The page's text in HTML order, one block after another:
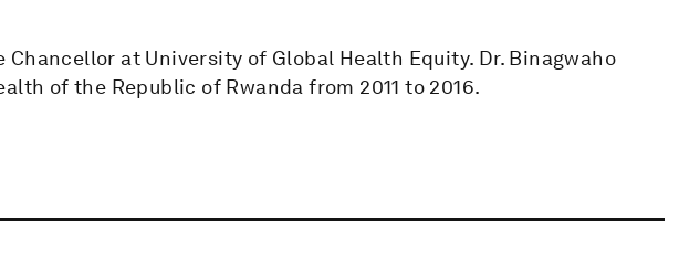
Chancellor at University of Global Health Equity. Dr. Binagwaho
of the Republic of Rwanda from 2011 to 2016.